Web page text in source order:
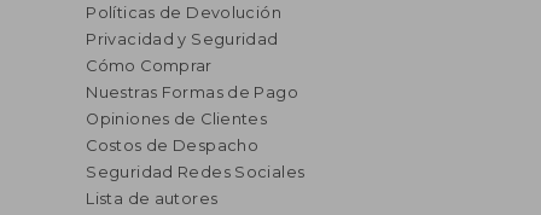
Políticas de Devolución
Privacidad y Seguridad
Cómo Comprar
Nuestras Formas de Pago
Opiniones de Clientes
Costos de Despacho
Seguridad Redes Sociales
Lista de autores